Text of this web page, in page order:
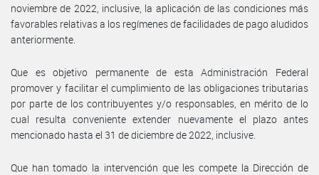
noviembre de 2022, inclusive, la aplicación de las condiciones más
favorables relativas a los regímenes de facilidades de pago aludidos
anteriormente.
Que es objetivo permanente de esta Administración Federal
promover y facilitar el cumplimiento de las obligaciones tributarias
por parte de los contribuyentes y/o responsables, en mérito de lo
cual resulta conveniente extender nuevamente el plazo antes
mencionado hasta el 31 de diciembre de 2022, inclusive.
Que han tomado la intervención que les compete la Dirección de